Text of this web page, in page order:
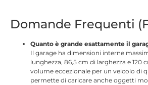
Domande Frequenti
Quanto è grande esattamente il
Il garage ha dimensioni interne
lunghezza, 86,5 cm di larghezza e 120
volume eccezionale per un veicolo di
permette di caricare anche oggetti